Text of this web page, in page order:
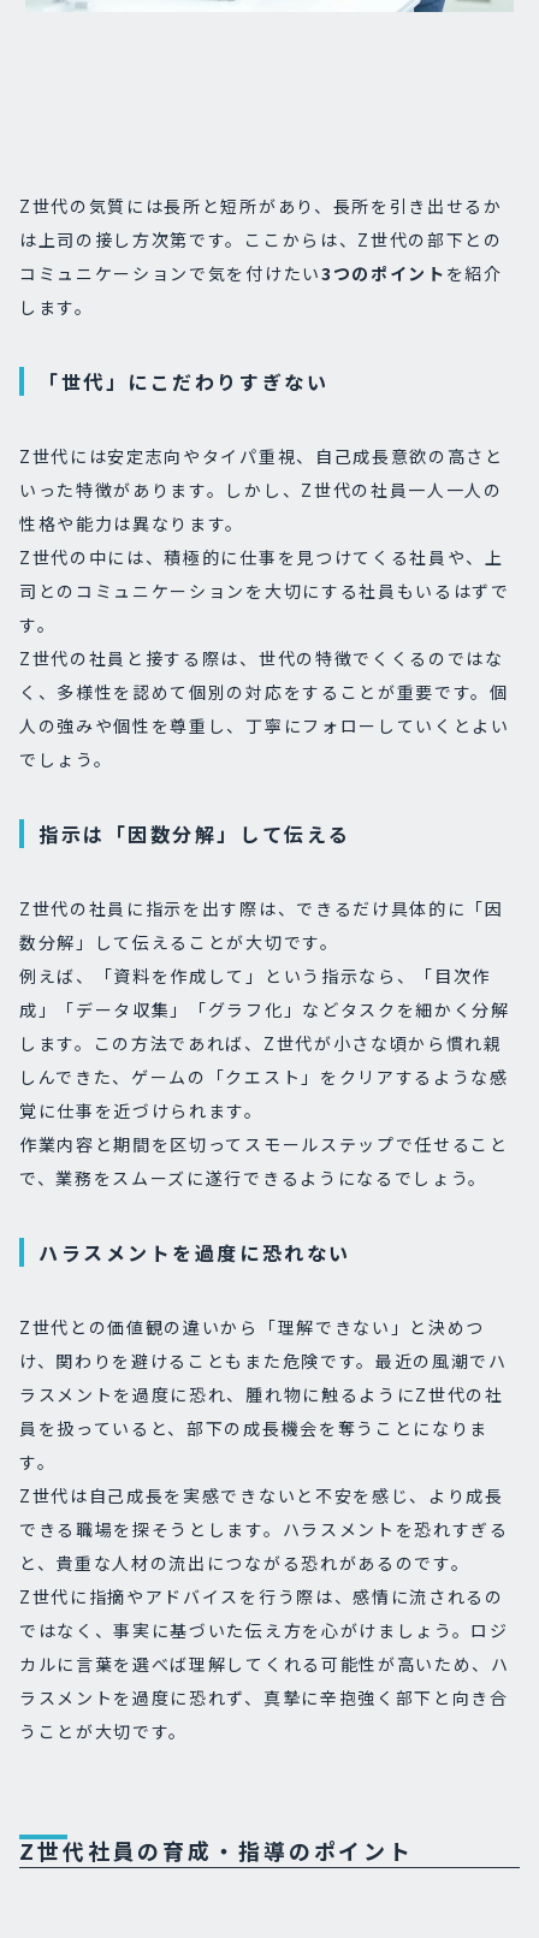
Z世代の気質には長所と短所があり、長所を引き出せるか
は上司の接し方次第です。ここからは、Z世代の部下との
コミュニケーションで気を付けたい3つのポイント を紹介
します。
「世代」にこだわりすぎない
Z世代には安定志向やタイパ重視、自己成長意欲の高さと
いった特徴があります。しかし、Z世代の社員一人一人の
性格や能力は異なります。
Z世代の中には、積極的に仕事を見つけてくる社員や、上
司とのコミュニケーションを大切にする社員もいるはずで
す。
Z世代の社員と接する際は、世代の特徴でくくるのではな
く、多様性を認めて個別の対応をすることが重要です。個
人の強みや個性を尊重し、丁寧にフォローしていくとよい
でしょう。
指示は「因数分解」して伝える
Z世代の社員に指示を出す際は、できるだけ具体的に「因
数分解」して伝えることが大切です。
例えば、「資料を作成して」という指示なら、「目次作
成」「データ収集」「グラフ化」などタスクを細かく分解
します。この方法であれば、Z世代が小さな頃から慣れ親
しんできた、ゲームの「クエスト」をクリアするような感
覚に仕事を近づけられます。
作業内容と期間を区切ってスモールステップで任せること
で、業務をスムーズに遂行できるようになるでしょう。
ハラスメントを過度に恐れない
Z世代との価値観の違いから「理解できない」と決めつ
け、関わりを避けることもまた危険です。最近の風潮でハ
ラスメントを過度に恐れ、腫れ物に触るようにZ世代の社
員を扱っていると、部下の成長機会を奪うことになりま
す。
Z世代は自己成長を実感できないと不安を感じ、より成長
できる職場を探そうとします。ハラスメントを恐れすぎる
と、貴重な人材の流出につながる恐れがあるのです。
Z世代に指摘やアドバイスを行う際は、感情に流されるの
ではなく、事実に基づいた伝え方を心がけましょう。ロジ
カルに言葉を選べば理解してくれる可能性が高いため、ハ
ラスメントを過度に恐れず、真摯に辛抱強く部下と向き合
うことが大切です。
Z世代社員の育成・指導のポイント